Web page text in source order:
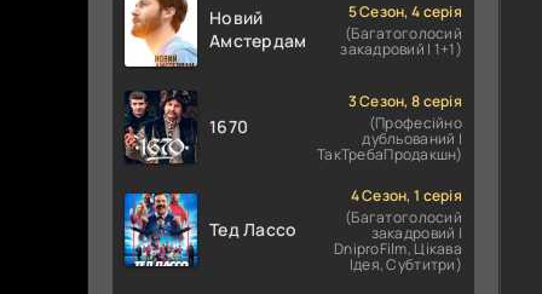
Новий
Амстердам
5 Сезон, 4 серія
(Багатоголосий
закадровий | 1+1)
1670
3 Сезон, 8 серія
(Професійно
дубльований |
ТакТребаПродакшн)
Тед Лассо
4 Сезон, 1 серія
(Багатоголосий
закадровий |
DniproFilm, Цікава
Ідея, Субтитри)